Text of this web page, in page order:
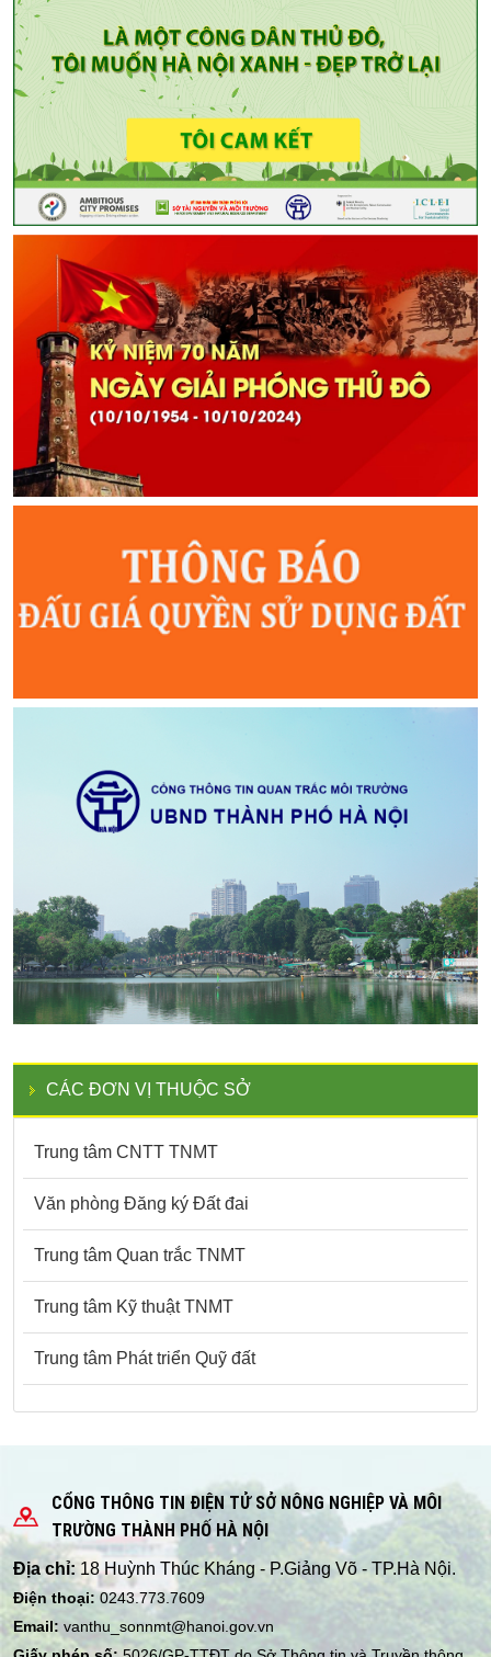
CÁC ĐƠN VỊ THUỘC SỞ
Trung tâm CNTT TNMT
Văn phòng Đăng ký Đất đai
Trung tâm Quan trắc TNMT
Trung tâm Kỹ thuật TNMT
Trung tâm Phát triển Quỹ đất
CỔNG THÔNG TIN ĐIỆN TỬ SỞ NÔNG NGHIỆP VÀ MÔI
TRƯỜNG THÀNH PHỐ HÀ NỘI
Địa chỉ: 18 Huỳnh Thúc Kháng - P.Giảng Võ - TP.Hà Nội.
Điện thoại: 0243.773.7609
Email: vanthu_sonnmt@hanoi.gov.vn